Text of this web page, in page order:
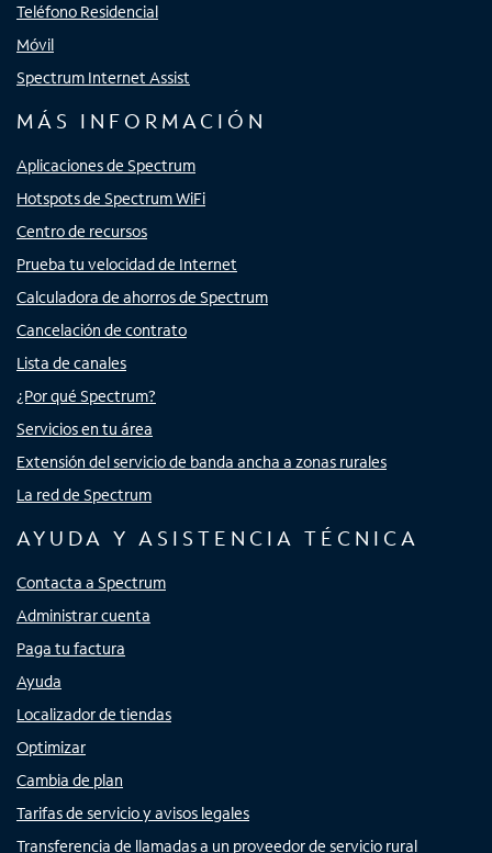
Teléfono Residencial
Móvil
Spectrum Internet Assist
MÁS INFORMACIÓN
Aplicaciones de Spectrum
Hotspots de Spectrum WiFi
Centro de recursos
Prueba tu velocidad de Internet
Calculadora de ahorros de Spectrum
Cancelación de contrato
Lista de canales
¿Por qué Spectrum?
Servicios en tu área
Extensión del servicio de banda ancha a zonas rurales
La red de Spectrum
AYUDA Y ASISTENCIA TÉCNICA
Contacta a Spectrum
Administrar cuenta
Paga tu factura
Ayuda
Localizador de tiendas
Optimizar
Cambia de plan
Tarifas de servicio y avisos legales
Transferencia de llamadas a un proveedor de servicio rural